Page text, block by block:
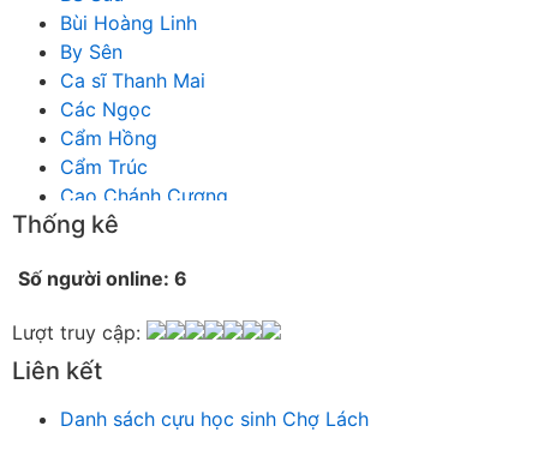
Bùi Hoàng Linh
By Sên
Ca sĩ Thanh Mai
Các Ngọc
Cẩm Hồng
Cẩm Trúc
Cao Chánh Cương
Cao Nhật Quyên
Chích Chị
Chu Trầm Nguyên Minh
Cò Bằng
Công Bình
Thống kê
Số người online: 6
Lượt truy cập:
Liên kết
Danh sách cựu học sinh Chợ Lách